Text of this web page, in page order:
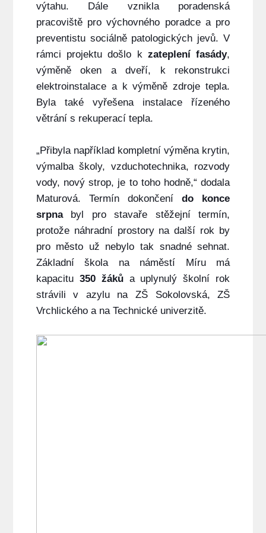
výtahu.
Dále vznikla poradenská
pracoviště pro výchovného poradce a pro
preventistu sociálně patologických jevů. V
rámci projektu došlo k zateplení fasády,
výměně oken a dveří, k rekonstrukci
elektroinstalace a k výměně zdroje tepla.
Byla také vyřešena instalace řízeného
větrání s rekuperací tepla.
„Přibyla například kompletní výměna krytin,
výmalba školy, vzduchotechnika, rozvody
vody, nový strop, je to toho hodně,“ dodala
Maturová. Termín dokončenído konce
srpnabyl pro stavaře stěžejní termín,
protože náhradní prostory na další rok by
pro město už nebylo tak snadné sehnat.
Základní škola na náměstí Míru má
kapacitu 350 žákůa uplynulý školní rok
strávili v azylu na ZŠ Sokolovská, ZŠ
Vrchlického a na Technické univerzitě.